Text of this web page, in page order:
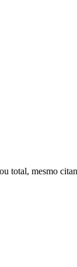
total, mesmo